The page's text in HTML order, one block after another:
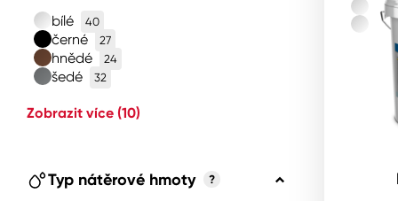
bílé 40
černé 27
hnědé 24
šedé 32
Zobrazit více (10)
Typ nátěrové hmoty ?